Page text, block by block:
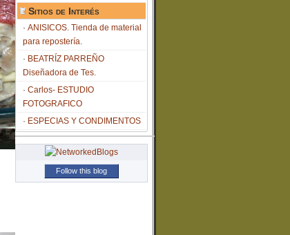
Sitios de Interés
ANISICOS. Tienda de material
para repostería.
BEATRÍZ PARREÑO
Diseñadora de Tes.
Carlos- ESTUDIO
FOTOGRAFICO
ESPECIAS Y CONDIMENTOS
Follow this blog